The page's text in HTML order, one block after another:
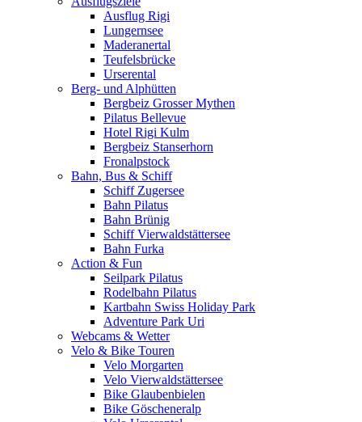
Ausflug Rigi
Lungernsee
Maderanertal
Teufelsbrücke
Urserental
Berg- und Alphütten
Bergbeiz Grosser Mythen
Pilatus Bellevue
Hotel Rigi Kulm
Bergbeiz Stanserhorn
Fronalpstock
Bahn, Bus & Schiff
Schiff Zugersee
Bahn Pilatus
Bahn Brünig
Schiff Vierwaldstättersee
Bahn Furka
Action & Fun
Seilpark Pilatus
Rodelbahn Pilatus
Kartbahn Swiss Holiday Park
Adventure Park Uri
Webcams & Wetter
Velo & Bike Touren
Velo Morgarten
Velo Vierwaldstättersee
Bike Glaubenbielen
Bike Göscheneralp